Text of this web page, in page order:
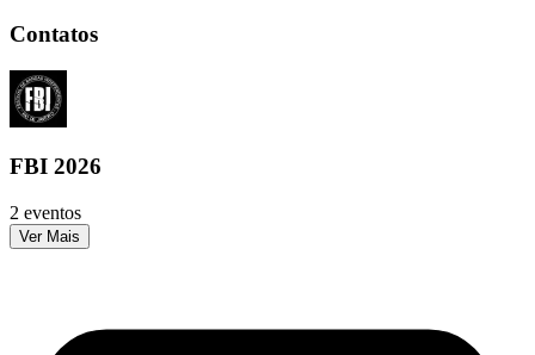
Contatos
FBI 2026
2 eventos
Ver Mais